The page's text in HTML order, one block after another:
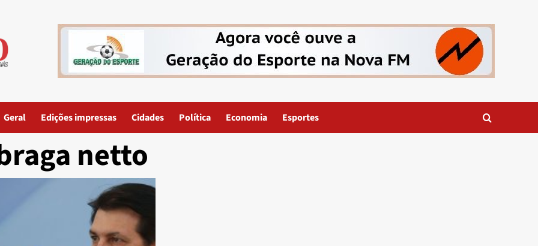
Geral Edições impressas Cidades Política Economia Esportes
netto